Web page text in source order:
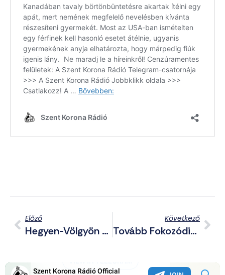
Előző
Hegyen-Völgyön A Selmeci Diákok Nyomában – III. Selmeci Őrjárat Emléktúra
Következő
Tovább Fokozódik A COVID Őrület: Több Egyetem Sem Biztosít Kollégiumot Az Oltatlanok Számára